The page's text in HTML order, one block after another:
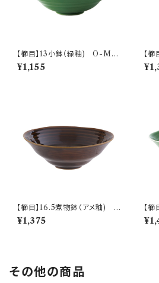
【櫛目】13小鉢（緑釉) O-M05
603
¥1,155
【
【櫛目】16.5煮物鉢（アメ釉) O
-M05502
¥1,375
【
その他の商品